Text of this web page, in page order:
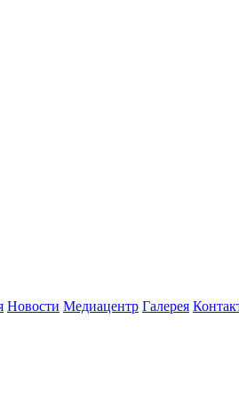
Новости Медиацентр Галерея